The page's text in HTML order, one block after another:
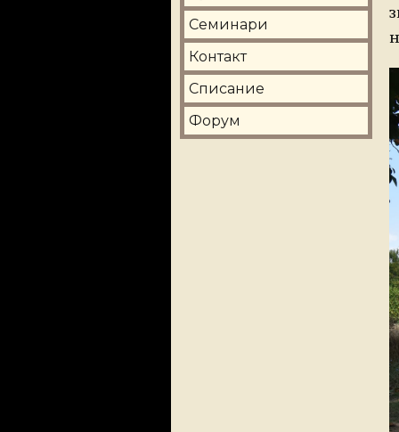
Семинари
Контакт
Списание
Форум